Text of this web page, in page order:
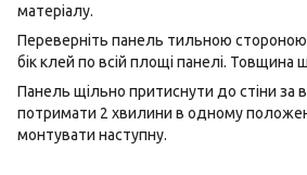
матеріалу.
Переверніть панель тильною
бік клей по всій площі панелі. Товщина
Панель щільно притиснути до стіни за
потримати 2 хвилини в одному
монтувати наступну.